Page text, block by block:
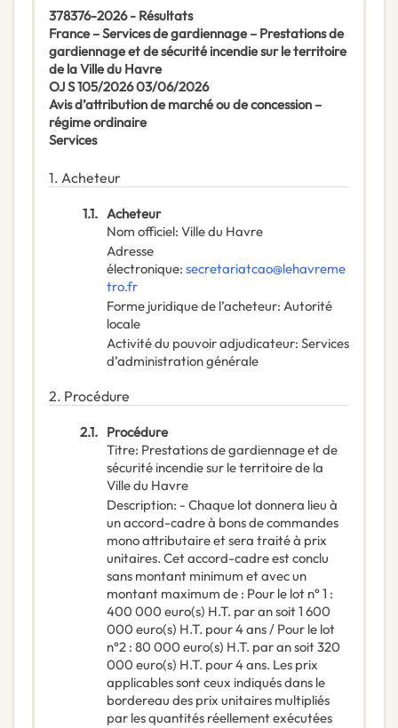
378376-2026 - Résultats
France – Services de gardiennage – Prestations de
gardiennage et de sécurité incendie sur le territoire
de la Ville du Havre
OJ S 105/2026 03/06/2026
Avis d’attribution de marché ou de concession –
régime ordinaire
Services
1. Acheteur
1.1. Acheteur
Nom officiel: Ville du Havre
Adresse
électronique: secretariatcao@lehavreme
tro.fr
Forme juridique de l’acheteur: Autorité
locale
Activité du pouvoir adjudicateur: Services
d’administration générale
2. Procédure
2.1. Procédure
Titre: Prestations de gardiennage et de
sécurité incendie sur le territoire de la
Ville du Havre
Description: - Chaque lot donnera lieu à
un accord-cadre à bons de commandes
mono attributaire et sera traité à prix
unitaires. Cet accord-cadre est conclu
sans montant minimum et avec un
montant maximum de : Pour le lot n° 1 :
400 000 euro(s) H.T. par an soit 1 600
000 euro(s) H.T. pour 4 ans / Pour le lot
n°2 : 80 000 euro(s) H.T. par an soit 320
000 euro(s) H.T. pour 4 ans. Les prix
applicables sont ceux indiqués dans le
bordereau des prix unitaires multipliés
par les quantités réellement exécutées